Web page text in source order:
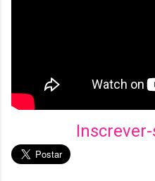
Inscrever-